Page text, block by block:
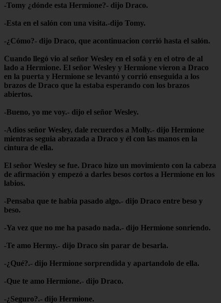
-Tomy ¿dónde esta Hermione?- dijo Draco.
-Esta en el salón con una visita.-dijo Tomy.
-¿Cómo?- dijo Draco, que acontinuacion corrió hasta el salón.
Cuando llegó vio al señor Wesley en el sofá y en el otro de al
lado a Hermione. El señor Wesley y Hermione vieron a Draco
en la puerta y Hermione se levantó y corrió enseguida a los
brazos de Draco que la estaba esperando con los brazos
abiertos.
-Bueno, yo me voy.- dijo el señor Wesley.
-Adios señor Wesley, dale recuerdos a Molly.- dijo Hermione
mientras seguia abrazada a Draco y él con las manos en la
cintura de ella.
El señor Wesley se fue. Draco hizo un movimiento con la cabeza
de afirmación y empezó a darles besos cortos a Hermione en los
labios.
-Pensaba que te habia pasado algo.- dijo Draco entre beso y
beso.
-Ya vez que no me ha pasado nada.- dijo Hermione sonriendo.
-Te amo Hermy.- dijo Draco sin parar de besarla.
-¿Qué?.- dijo Hermione sorprendida y apartandolo de ella.
-Que te amo Hermione.- dijo Draco.
-¿Seguro?.- dijo Hermione.